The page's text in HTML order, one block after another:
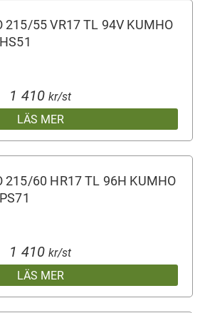
215/55 VR17 TL 94V KUMHO
LÄS MER
1 410 kr/st
215/60 HR17 TL 96H KUMHO
LÄS MER
1 410 kr/st